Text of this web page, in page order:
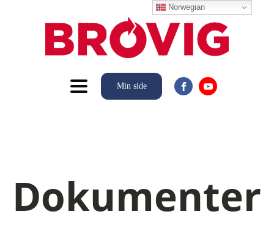
Min side
Dokumenter
Norwegian